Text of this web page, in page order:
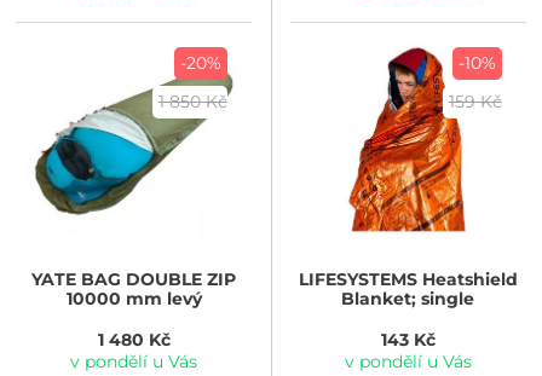
-20%
1 850 Kč
YATE BAG DOUBLE ZIP
10000 mm levý
1 480 Kč
v pondělí u Vás
-10%
159 Kč
LIFESYSTEMSHeatshield
Blanket; single
143 Kč
v pondělí u Vás